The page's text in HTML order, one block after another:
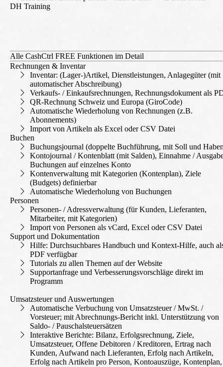
DH Training
Alle CashCtrl FREE Funktionen im Detail
Rechnungen & Inventar
Inventar: (Lager-)Artikel, Dienst­leistungen, Anlage­güter (mit
automatischer Abschreibung)
Verkaufs- / Einkaufs­rechnungen, Rechnungs­dokument als
QR-Rechnung Schweiz und Europa (GiroCode)
Automatische Wiederholung von Rechnungen (z.B.
Abonnements)
Import von Artikeln als Excel oder CSV Datei
Buchen
Buchungs­journal (doppelte Buchführung, mit Soll und
Kontojournal / Kontenblatt (mit Salden), Einnahme /
Buchungen auf einzelnes Konto
Konten­verwaltung mit Kategorien (Kontenplan), Ziele
(Budgets) definierbar
Automatische Wiederholung von Buchungen
Personen
Personen- / Adress­verwaltung (für Kunden, Lieferanten,
Mitarbeiter, mit Kategorien)
Import von Personen als vCard, Excel oder CSV Datei
Support und Dokumentation
Hilfe: Durchsuch­bares Handbuch und Kontext-Hilfe, auch
PDF verfügbar
Tutorials zu allen Themen auf der Website
Support­anfrage und Verbesserungs­vorschläge direkt im
Programm
Umsatzsteuer und Auswertungen
Automatische Verbuchung von Umsatzsteuer / MwSt. /
Vorsteuer; mit Abrechnungs-Bericht inkl. Unterstützung von
Saldo- / Pauschalsteuersätzen
Interaktive Berichte: Bilanz, Erfolgs­rechnung, Ziele,
Umsatzsteuer, Offene Debitoren / Kreditoren, Ertrag nach
Kunden, Aufwand nach Lieferanten, Erfolg nach Artikeln,
Erfolg nach Artikeln pro Person, Kontoauszüge, Kontenplan,